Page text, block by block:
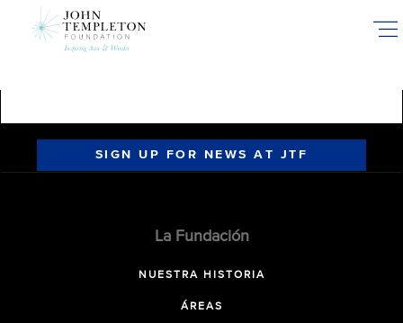
SIGN UP FOR NEWS AT JTF
La Fundación
NUESTRA HISTORIA
ÁREAS